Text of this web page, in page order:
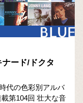
ード/ドクタ
代の色彩別アルバ
第104回 壮大な音